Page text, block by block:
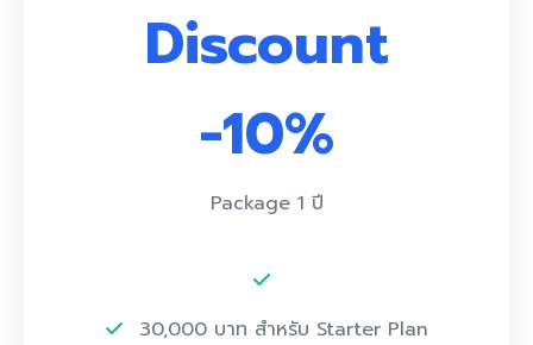
Discount
-10%
Package 1 ปี
30,000 บาท สำหรับ Starter Plan